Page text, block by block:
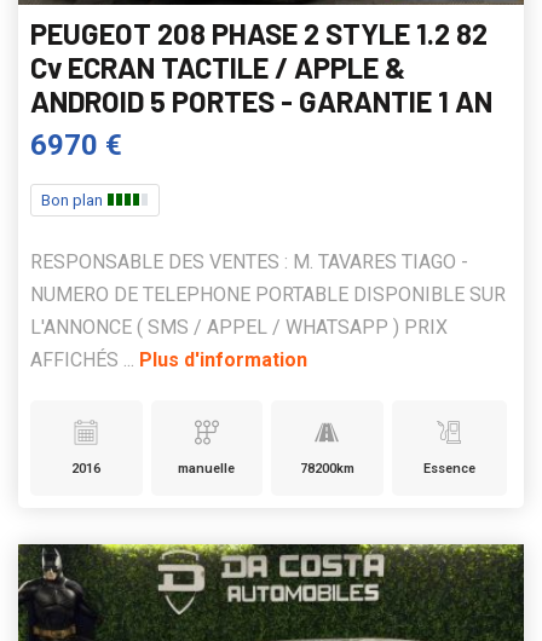
PEUGEOT 208 PHASE 2 STYLE 1.2 82
Cv ECRAN TACTILE / APPLE &
ANDROID 5 PORTES - GARANTIE 1 AN
6970 €
Bon plan
RESPONSABLE DES VENTES : M. TAVARES TIAGO -
NUMERO DE TELEPHONE PORTABLE DISPONIBLE SUR
L'ANNONCE ( SMS / APPEL / WHATSAPP ) PRIX
AFFICHÉS ... Plus d'information
2016 manuelle 78200km Essence